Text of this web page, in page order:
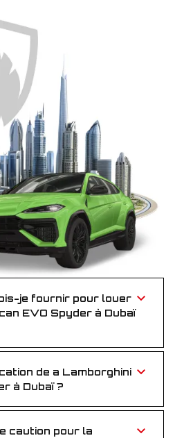
je fournir pour louer
EVO Spyder à Dubaï
sans tracas.
de a Lamborghini
à Dubaï ?
expérience de luxe
et style.
caution pour la